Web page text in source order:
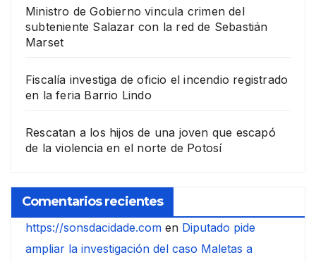
Ministro de Gobierno vincula crimen del
subteniente Salazar con la red de Sebastián
Marset
Fiscalía investiga de oficio el incendio registrado
en la feria Barrio Lindo
Rescatan a los hijos de una joven que escapó
de la violencia en el norte de Potosí
Comentarios recientes
https://sonsdacidade.com en Diputado pide
ampliar la investigación del caso Maletas a